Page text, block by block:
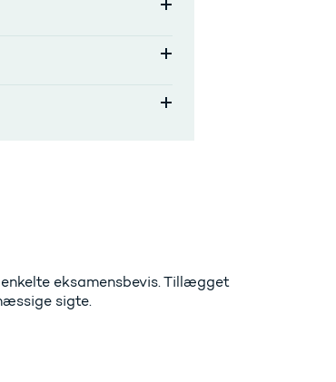
eksamensbevis. Tillægget
sigte.